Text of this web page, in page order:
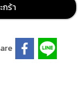
กร้า